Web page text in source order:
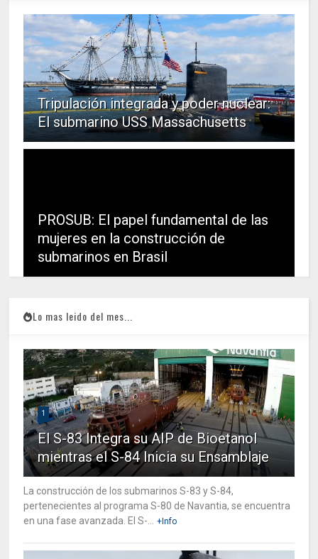
Tripulación integrada y poder nuclear:
El submarino USS Massachusetts
PROSUB: El papel fundamental de las
mujeres en la construcción de
submarinos en Brasil
Lo mas leido del mes...
1
El S-83 Integra su AIP de Bioetanol
mientras el S-84 Inicia su Ensamblaje
La construcción de los submarinos S-83 y S-84,
pertenecientes al programa S-80 de Navantia, se encuentra
en una fase avanzada. El S-...
+Info